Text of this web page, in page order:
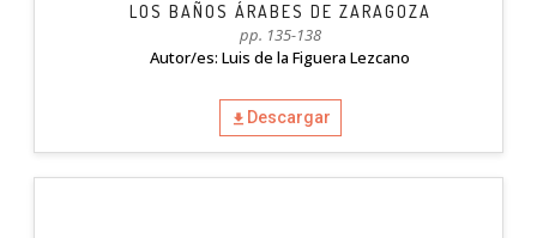
LOS BAÑOS ÁRABES DE ZARAGOZA
pp. 135-138
Autor/es: Luis de la Figuera Lezcano
Descargar